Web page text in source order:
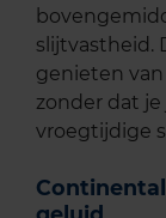
slijtvastheid.
genieten
zonder dat
vroegtijdige
Continental